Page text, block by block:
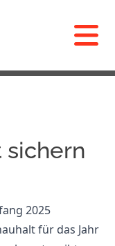
2025
für das Jahr